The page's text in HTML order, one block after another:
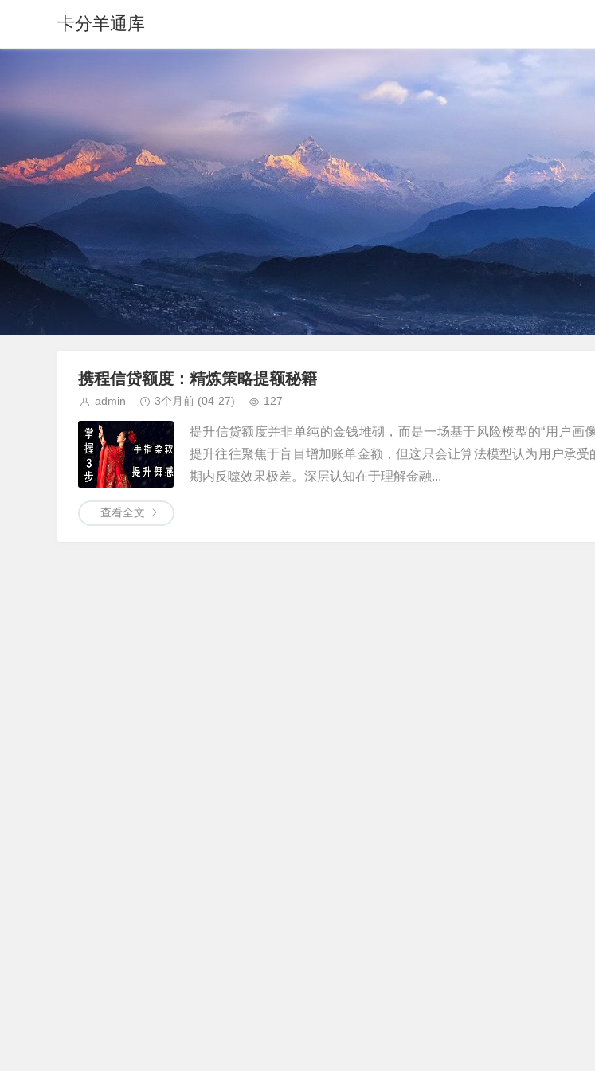
卡分羊通库
携程信贷额度：精炼策略提额秘籍
admin 3个月前 (04-27) 127
提升信贷额度并非单纯的金钱堆砌，而是一场基于风险模型的“用户画
提升往往聚焦于盲目增加账单金额，但这只会让算法模型认为用户承受
期内反噬效果极差。深层认知在于理解金融...
查看全文